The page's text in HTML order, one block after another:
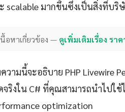
scalable มากขึ้นซึ่งเป็นสิ่งที่บ
นื้อหาเกี่ยวข้อง — ดูเพิ่มเติมเรื่อง ร
วามนี้จะอธิบาย PHP Livewire
จริงใน C# ที่คุณสามารถนำไปใ
optimization